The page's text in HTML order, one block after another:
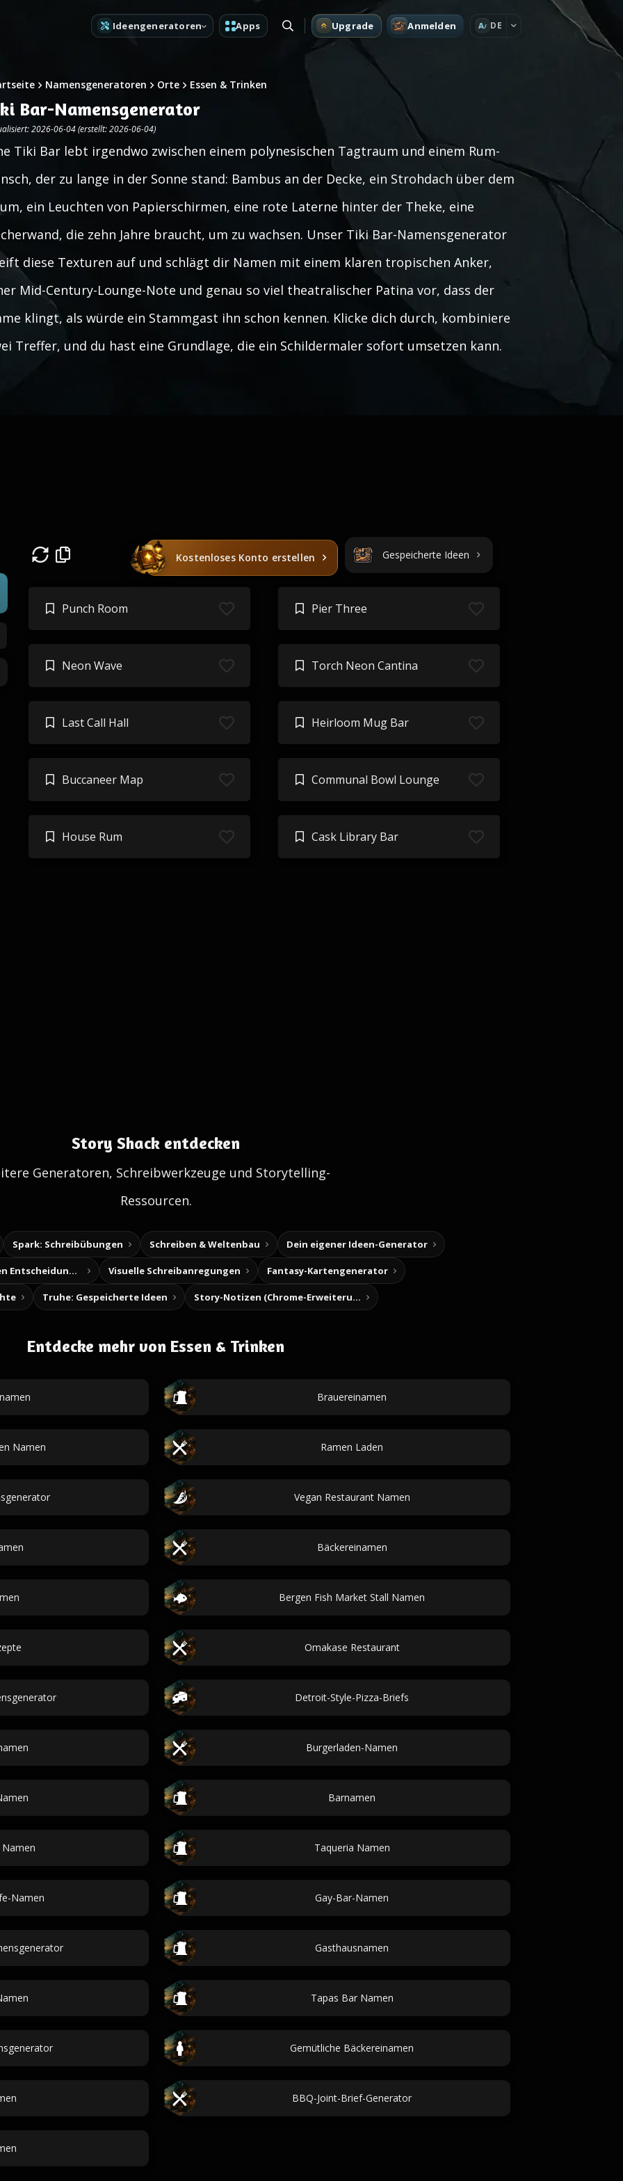
Ideengeneratoren Apps Upgrade Anmelden A DE
Namensgeneratoren Orte Essen & Trinken
Bar-Namensgenerator
2026-06-04 (erstellt: 2026-06-04)
Tiki Bar lebt irgendwo zwischen einem polynesischen Tagtraum und einem Rum-
der zu lange in der Sonne stand: Bambus an der Decke, ein Strohdach über dem
ein Leuchten von Papierschirmen, eine rote Laterne hinter der Theke, eine
die zehn Jahre braucht, um zu wachsen. Unser Tiki Bar-Namensgenerator
diese Texturen auf und schlägt dir Namen mit einem klaren tropischen Anker,
Mid-Century-Lounge-Note und genau so viel theatralischer Patina vor, dass der
klingt, als würde ein Stammgast ihn schon kennen. Klicke dich durch, kombiniere
Treffer, und du hast eine Grundlage, die ein Schildermaler sofort umsetzen kann.
Kostenloses Konto erstellen Gespeicherte Ideen
Punch Room Pier Three
Neon Wave Torch Neon Cantina
Last Call Hall Heirloom Mug Bar
Buccaneer Map Communal Bowl Lounge
House Rum Cask Library Bar
Story Shack entdecken
Generatoren, Schreibwerkzeuge und Storytelling-
Ressourcen.
Spark: Schreibübungen Schreiben & Weltenbau Dein eigener Ideen-Generator
Baue deine eigenen Entscheidungsabenteuer Visuelle Schreibanregungen Fantasy-Kartengenerator
Truhe: Gespeicherte Ideen Story-Notizen (Chrome-Erweiterung)
Entdecke mehr von Essen & Trinken
Brauereinamen
Namen Ramen Laden
Vegan Restaurant Namen
Bäckereinamen
Bergen Fish Market Stall Namen
Omakase Restaurant
Detroit-Style-Pizza-Briefs
Burgerladen-Namen
Barnamen
Taqueria Namen
Namen Gay-Bar-Namen
Gasthausnamen
Tapas Bar Namen
Gemütliche Bäckereinamen
BBQ-Joint-Brief-Generator